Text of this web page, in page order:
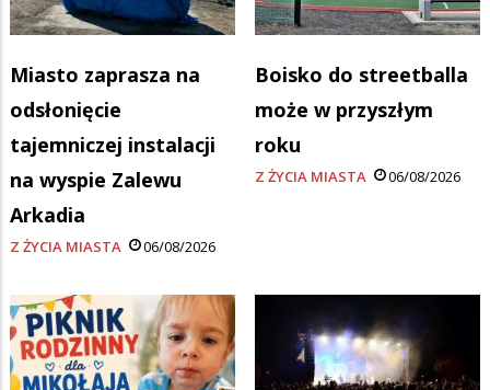
Miasto zaprasza na
odsłonięcie
tajemniczej instalacji
na wyspie Zalewu
Arkadia
Z ŻYCIA MIASTA 06/08/2026
Boisko do streetballa
może w przyszłym
roku
Z ŻYCIA MIASTA 06/08/2026